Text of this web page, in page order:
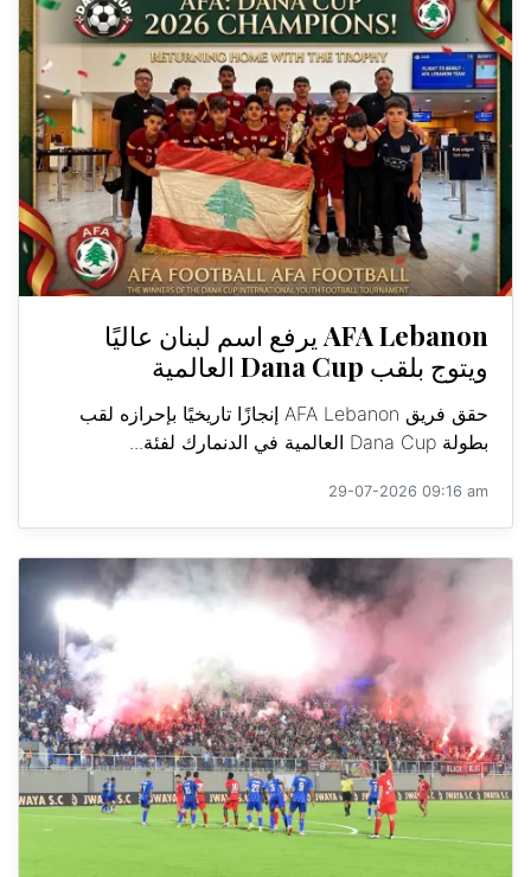
AFA Lebanon يرفع اسم لبنان عاليًا
ويتوج بلقب Dana Cup العالمية
حقق فريق AFA Lebanon إنجازًا تاريخيًا بإحرازه لقب
بطولة Dana Cup العالمية في الدنمارك لفئة...
29-07-2026 09:16 am